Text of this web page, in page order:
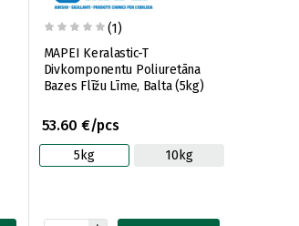
(1)
MAPEI Keralastic-T
Divkomponentu Poliuretāna
Bazes Flīžu Līme, Balta (5kg)
53.60 €/pcs
5kg 10kg